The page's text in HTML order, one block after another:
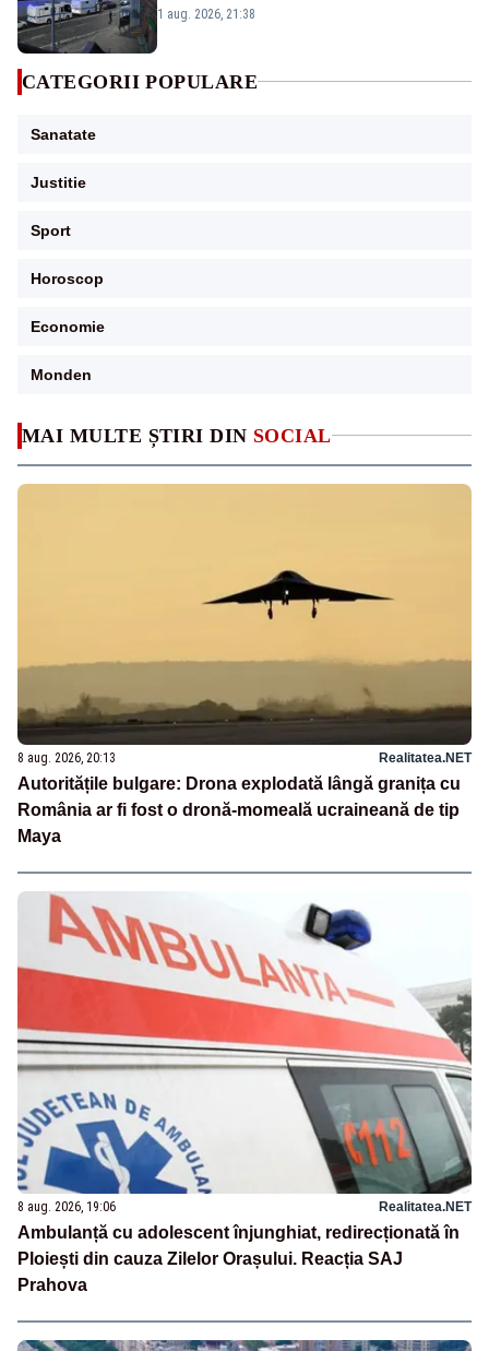
MAI MULTE ȘTIRI DIN SOCIAL
8 aug. 2026, 20:13 Realitatea.NET
Autoritățile bulgare: Drona explodată lângă granița cu
România ar fi fost o dronă-momeală ucraineană de tip
Maya
8 aug. 2026, 19:06 Realitatea.NET
Ambulanță cu adolescent înjunghiat, redirecționată în
Ploiești din cauza Zilelor Orașului. Reacția SAJ
Prahova
1 aug. 2026, 21:38
CATEGORII POPULARE
Sanatate
Justitie
Sport
Horoscop
Economie
Monden